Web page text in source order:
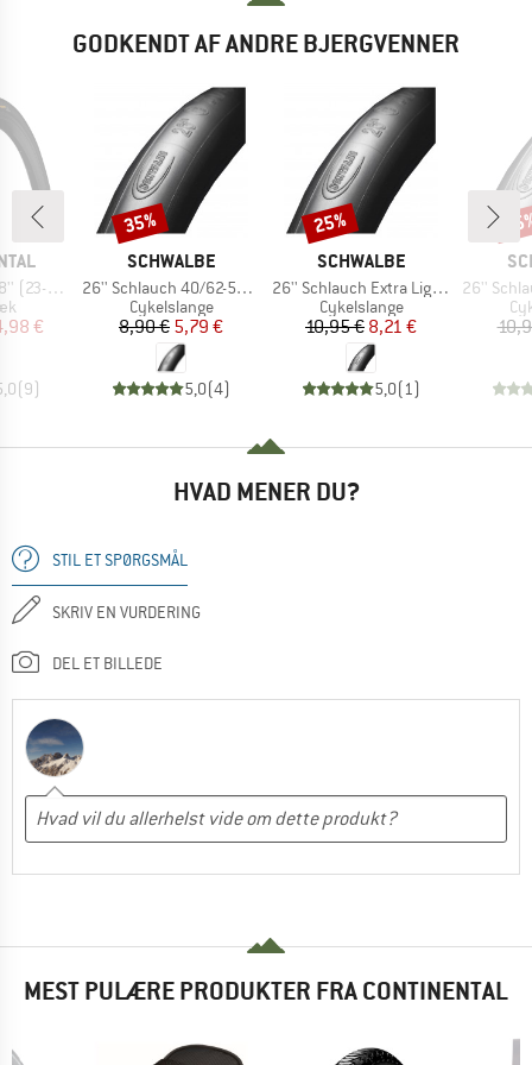
GODKENDT AF ANDRE BJERGVENNER
Foldable
pris
€
(9)
MÆRKE
SCHWALBE
Artikel
26'' Schlauch 40/62-559 SV 13
Produktgruppe
Cykelslange
Pris
8,90 €Nedsat pris
5,79 €
5,0(4)
Rabat
35%
MÆRKE
SCHWALBE
Artikel
26'' Schlauch Extra Light 40/60-559 AV 14
Produktgruppe
Cykelslange
Pris
10,95 €Nedsat pris
8,21 €
5,0(1)
Rabat
25%
Artikel
26'' Schlauch
HVAD MENER DU?
STIL ET SPØRGSMÅL
SKRIV EN VURDERING
DEL ET BILLEDE
MEST PULÆRE PRODUKTER FRA CONTINENTAL